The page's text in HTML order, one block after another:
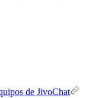
de JivoChat